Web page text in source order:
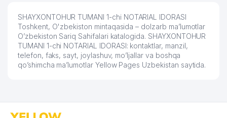
62 ASAL SHOW MChJ 606 м
63 SM BARAKA MChJ 616 м
64 OSTEN-MIX MChJ 618 м
EXCLUSIVE TOUR XUSUSIY
KORXONASI
SHAYXONTOHUR TUMANI 1-chi NOTARIAL IDORASI
Toshkent, O'zbekiston mintaqasida – dolzarb ma’lumotlar
O’zbekiston Sariq Sahifalari katalogida. SHAYXONTOHUR
TUMANI 1-chi NOTARIAL IDORASI: kontaktlar, manzil,
telefon, faks, sayt, joylashuv, mo’ljallar va boshqa
qo’shimcha ma’lumotlar Yellow Pages Uzbekistan saytida.